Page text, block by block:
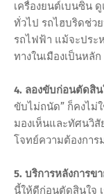
เครื่องยนต์เบนซิน
ทั่วไป รถไฮบริดช่ว
รถไฟฟ้า แม้จะประ
ทางในเมืองเป็นหลั
4. ลองขับก่อนตัดสิน
ขับไม่ถนัด” ก็คงไม่
มองเห็นและทัศนวิ
โจทย์ความต้องการ
5. บริการหลังการ
นี้ให้ดีก่อนตัดสินใจ